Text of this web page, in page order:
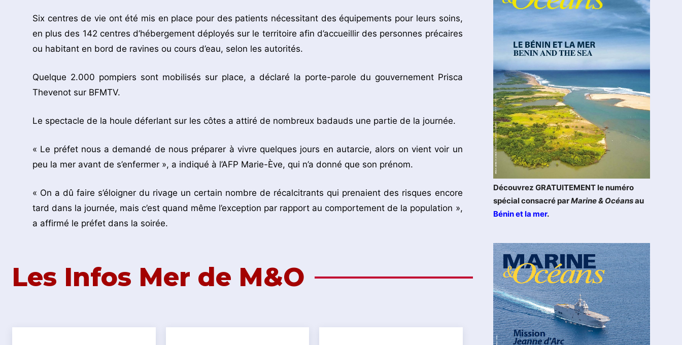
Six centres de vie ont été mis en place pour des patients nécessitant des équipements pour leurs soins,
en plus des 142 centres d’hébergement déployés sur le territoire afin d’accueillir des personnes précaires
ou habitant en bord de ravines ou cours d’eau, selon les autorités.
Quelque 2.000 pompiers sont mobilisés sur place, a déclaré la porte-parole du gouvernement Prisca
Thevenot sur BFMTV.
Le spectacle de la houle déferlant sur les côtes a attiré de nombreux badauds une partie de la journée.
« Le préfet nous a demandé de nous préparer à vivre quelques jours en autarcie, alors on vient voir un
peu la mer avant de s’enfermer », a indiqué à l’AFP Marie-Ève, qui n’a donné que son prénom.
« On a dû faire s’éloigner du rivage un certain nombre de récalcitrants qui prenaient des risques encore
tard dans la journée, mais c’est quand même l’exception par rapport au comportement de la population »,
a affirmé le préfet dans la soirée.
Les Infos Mer de M&O
Découvrez GRATUITEMENT le numéro
spécial consacré parMarine & Océansau
Bénin et la mer.